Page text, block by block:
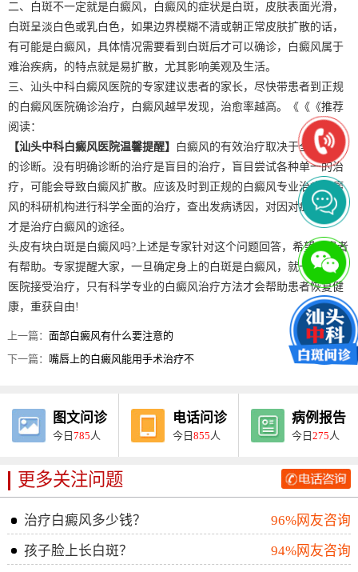
二、白斑不一定就是白癜风，白癜风的症状是白斑，皮肤表面光滑，
白斑呈淡白色或乳白色，如果边界模糊不清或朝正常皮肤扩散的话，
有可能是白癜风，具体情况需要看到白斑后才可以确诊，白癜风属于
难治疾病，的特点就是易扩散，尤其影响美观及生活。
三、汕头中科白癜风医院的专家建议患者的家长，尽快带患者到正规
的白癜风医院确诊治疗，白癜风越早发现，治愈率越高。《《《推荐
阅读：
【汕头中科白癜风医院温馨提醒】
白癜风的有效治疗取决于全面客观
的诊断。没有明确诊断的治疗是盲目的治疗，盲目尝试各种单一的治
疗，可能会导致白癜风扩散。应该及时到正规的白癜风专业治疗白癜
风的科研机构进行科学全面的治疗，查出发病诱因，对因对症治疗，
才是治疗白癜风的途径。
头皮有块白斑是白癜风吗?上述是专家针对这个问题回答，希望对患者
有帮助。专家提醒大家，一旦确定身上的白斑是白癜风，就一定要到
医院接受治疗，只有科学专业的白癜风治疗方法才会帮助患者恢复健
康，重获自由!
上一篇：面部白癜风有什么要注意的
下一篇： 嘴唇上的白癜风能用手术治疗不
图文问诊
今日785 人
电话问诊
今日855 人
病例报告
今日275 人
更多关注问题
治疗白癜风多少钱？
96%网友咨询
孩子脸上长白斑？
94%网友咨询